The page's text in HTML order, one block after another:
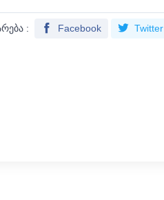
: Facebook Twitter